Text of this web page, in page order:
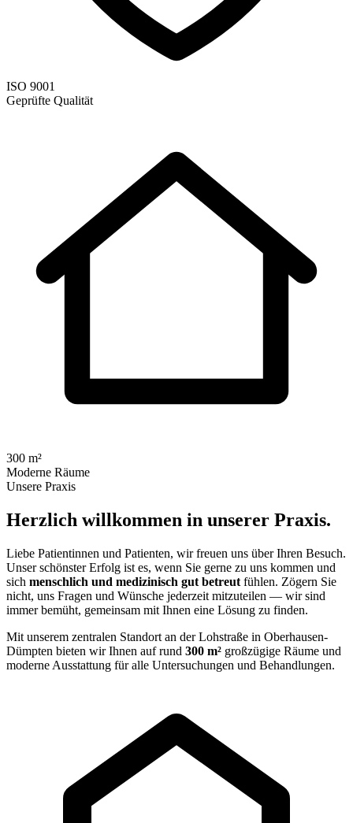
ISO 9001
Geprüfte Qualität
300 m²
Moderne Räume
Unsere Praxis
Herzlich willkommen in unserer Praxis.
Liebe Patientinnen und Patienten, wir freuen uns über Ihren Besuch.
Unser schönster Erfolg ist es, wenn Sie gerne zu uns kommen und
sich menschlich und medizinisch gut betreut fühlen. Zögern Sie
nicht, uns Fragen und Wünsche jederzeit mitzuteilen — wir sind
immer bemüht, gemeinsam mit Ihnen eine Lösung zu finden.
Mit unserem zentralen Standort an der Lohstraße in Oberhausen-
Dümpten bieten wir Ihnen auf rund 300 m² großzügige Räume und
moderne Ausstattung für alle Untersuchungen und Behandlungen.